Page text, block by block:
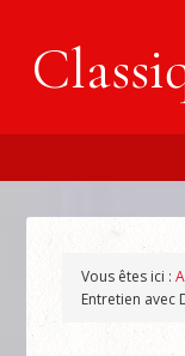
Vous êtes ici :
Entretien avec